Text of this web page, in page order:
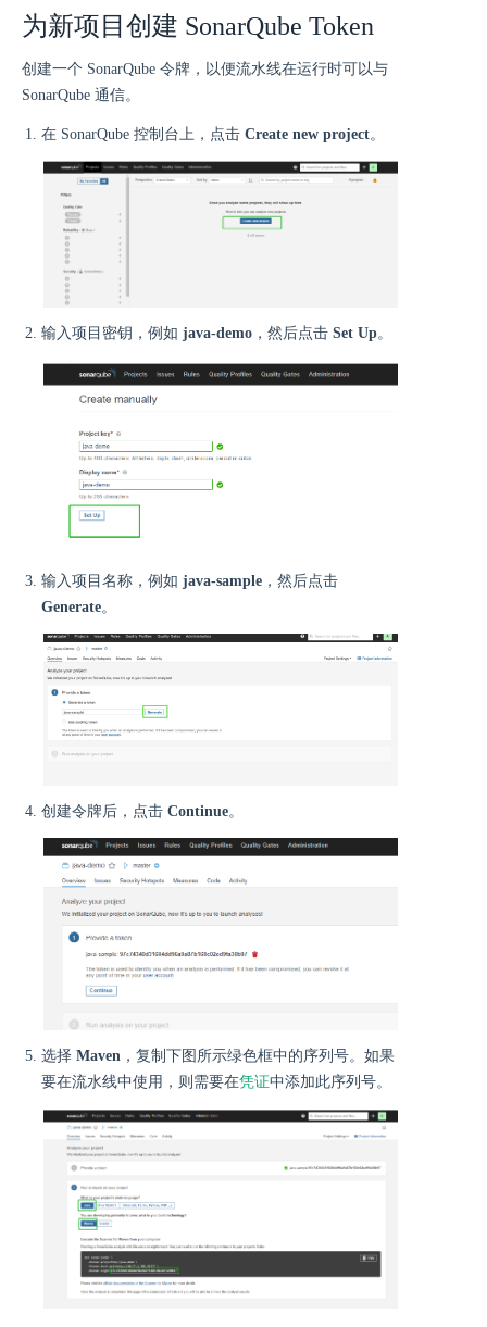
为新项目创建 SonarQube Token
创建一个 SonarQube 令牌，以便流水线在运行时可以与
SonarQube 通信。
在 SonarQube 控制台上，点击 Create new project。
输入项目密钥，例如 java-demo ，然后点击 Set Up。
输入项目名称，例如 java-sample ，然后点击
Generate。
创建令牌后，点击 Continue。
选择 Maven ，复制下图所示绿色框中的序列号。如果
要在流水线中使用，则需要在凭证中添加此序列号。